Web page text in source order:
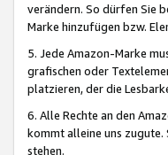
verändern. So dürfen Sie
Marke hinzufügen bzw.
5. Jede Amazon-Marke
grafischen oder
platzieren, der die
6. Alle Rechte an den
kommt alleine uns zugute.
stehen.